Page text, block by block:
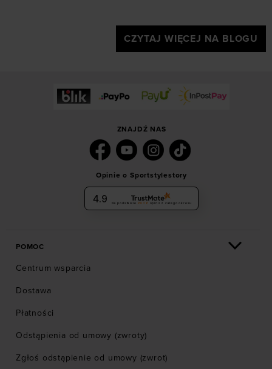
CZYTAJ WIĘCEJ NA BLOGU
ZNAJDŹ NAS
Opinie o Sportstylestory
4.9 Na podstawie 6036 opinii z całego okresu
POMOC
Centrum wsparcia
Dostawa
Płatności
Odstąpienia od umowy (zwroty)
Zgłoś odstąpienie od umowy (zwrot)